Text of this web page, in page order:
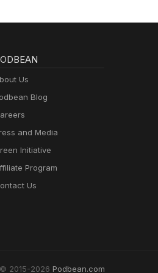
Us
Blog
and Media
Initiative
Program
Us
2015-2026 Podbean.com